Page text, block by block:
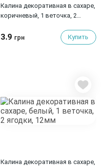
Калина декоративная в сахаре,
коричневый, 1 веточка, 2
3.9 грн Купить
Калина декоративная в сахаре,